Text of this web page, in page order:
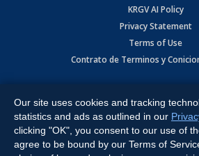
KRGV AI Policy
Privacy Statement
Terms of Use
Contrato de Terminos y
Expressway, Weslaco, TX 78596.
All Rights Reserved. Powered by:Ruby
Our site uses cookies and tracking
statistics and ads as outlined in our
clicking "OK", you consent to our use of
agree to be bound by our Terms of